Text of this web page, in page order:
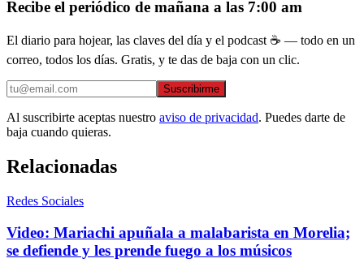
Recibe el periódico de mañana a las 7:00 am
El diario para hojear, las claves del día y el podcast ☕ — todo en un
correo, todos los días. Gratis, y te das de baja con un clic.
Suscribirme
Al suscribirte aceptas nuestro aviso de privacidad. Puedes darte de
baja cuando quieras.
Relacionadas
Redes Sociales
Video: Mariachi apuñala a malabarista en Morelia;
se defiende y les prende fuego a los músicos